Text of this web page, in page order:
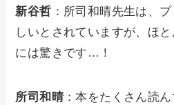
新谷哲 ：所司和晴先生は、
しいとされていますが、ほ
には驚きです…！
所司和晴 ：本をたくさん読